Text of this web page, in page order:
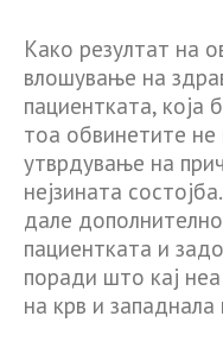
Како резултат на
влошување на
пациентката, која
тоа обвинетите не
утврдување на
нејзината
дале
пациентката и
поради што кај
на крв и